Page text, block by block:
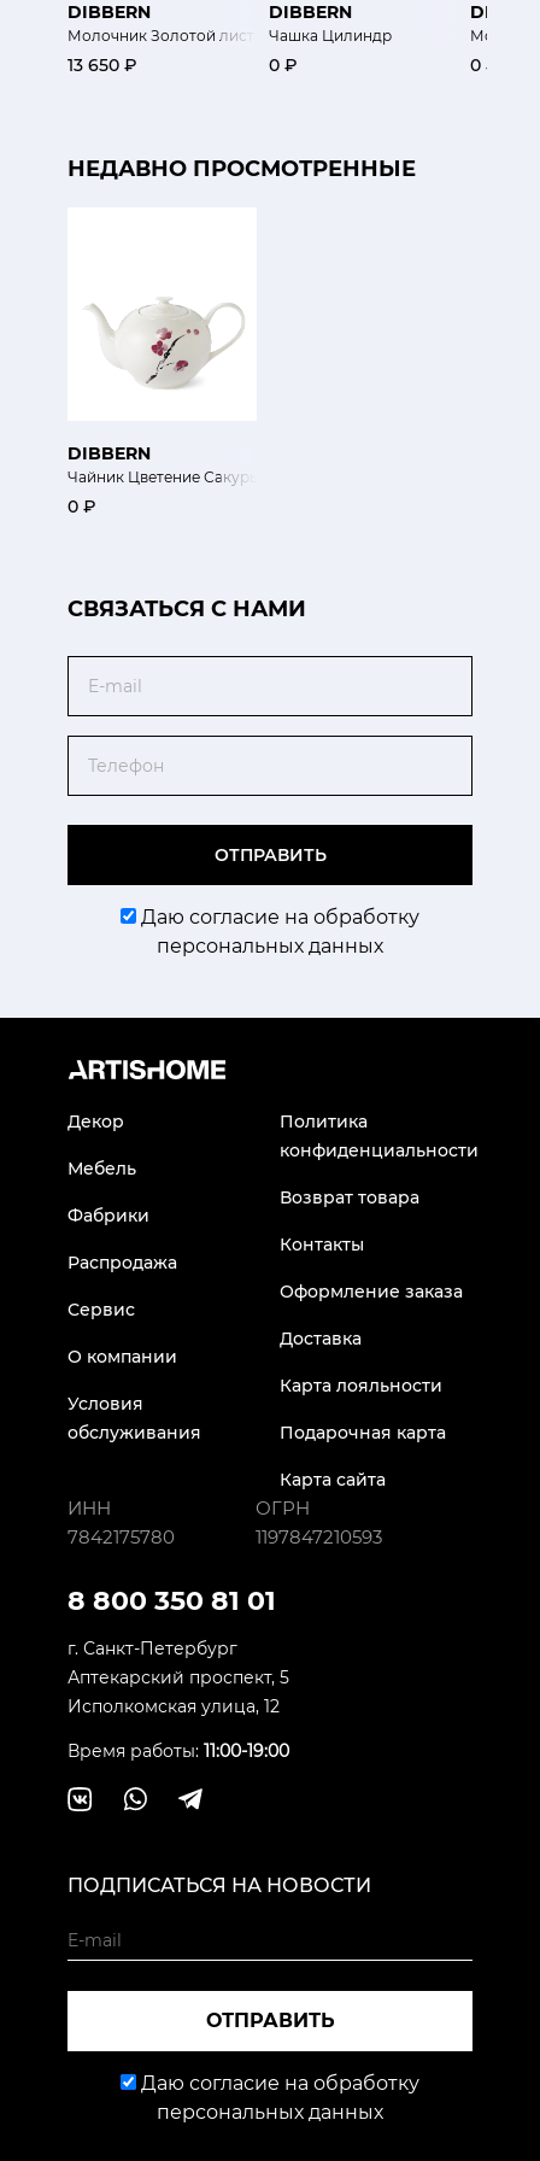
DIBBERN
Молочник Золотой лист
13 650 ₽
DIBBERN
Чашка Цилиндр
0 ₽ 0 ₽
НЕДАВНО ПРОСМОТРЕННЫЕ
DIBBERN
Чайник Цветение Сакуры
0 ₽
CВЯЗАТЬСЯ С НАМИ
ОТПРАВИТЬ
Даю согласие на обработку
персональных данных
Декор
Мебель
Фабрики
Распродажа
Сервис
О компании
Условия
обслуживания
Политика
конфиденциальности
Возврат товара
Контакты
Оформление заказа
Доставка
Карта лояльности
Подарочная карта
Карта сайта
ИНН
7842175780
ОГРН
1197847210593
8 800 350 81 01
г. Санкт-Петербург
Аптекарский проспект, 5
Исполкомская улица, 12
Время работы: 11:00-19:00
ПОДПИСАТЬСЯ НА НОВОСТИ
ОТПРАВИТЬ
Даю согласие на обработку
персональных данных